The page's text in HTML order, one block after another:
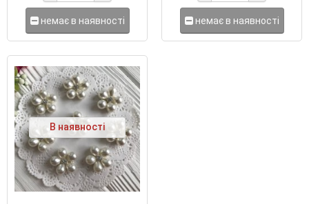
немає в наявності немає в наявності
В наявності